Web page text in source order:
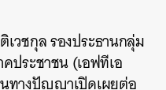
วชกุล รองประธานกลุ่ม
ประชาชน (เอฟทีเอ
ทางปัญญาเปิดเผยต่อ